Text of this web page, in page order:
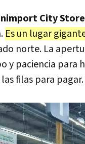
City Store
Es un lugar
norte. La
y paciencia para
filas para